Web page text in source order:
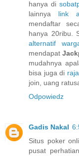
hanya di
lainnya link
mendaftar
hanya 20ribu.
alternatif
mendapat
mudahnya
bisa juga di
join, uang
Odpowiedz
Gadis Nakal
Situs poker
pusat